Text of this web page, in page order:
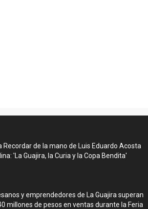
Recordar de la mano de Luis Eduardo Acosta
'La Guajira, la Curia y la Copa Bendita'
y emprendedores de La Guajira superan
millones de pesos en ventas durante la Feria